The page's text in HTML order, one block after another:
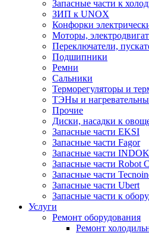
Запасные части к
ЗИП к UNOX
Конфорки
Моторы,
Переключатели,
Подшипники
Ремни
Сальники
Терморегуляторы и
ТЭНы и
Прочие
Диски, насадки к
Запасные части EKSI
Запасные части Fagor
Запасные части
Запасные части Robot
Запасные части
Запасные части Ubert
Запасные части к
Услуги
Ремонт оборудования
Ремонт